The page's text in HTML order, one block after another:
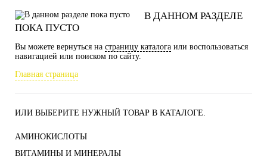
В ДАННОМ РАЗДЕЛЕ
ПОКА ПУСТО
Вы можете вернуться на страницу каталога или воспользоваться
навигацией или поиском по сайту.
Главная страница
ИЛИ ВЫБЕРИТЕ НУЖНЫЙ ТОВАР В КАТАЛОГЕ.
АМИНОКИСЛОТЫ
ВИТАМИНЫ И МИНЕРАЛЫ